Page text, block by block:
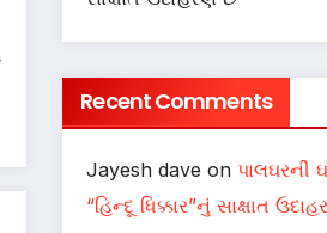
Recent Comments
Jayesh dave onપાલઘરની
“હિન્દૂ ધિક્કાર”નું સાક્ષાત